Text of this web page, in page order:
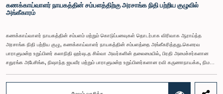
கணக்காய்வாளர் நாயகத்தின் சம்பளத்திற்கு அரசாங்க நிதி பற்றிய குழுவில்
அங்கீகாரம்
கணக்காய்வாளர் நாயகத்தின் சம்பளம் மற்றும் கொடுப்பனவுகள் தொடர்பாக விரிவாக ஆராய்ந்த
அரசாங்க நிதி பற்றிய குழு, கணக்காய்வாளர் நாயகத்தின் சம்பளத்தை அங்கீகரித்தது.கௌரவ
பாராளுமன்ற உறுப்பினர் கலாநிதி ஹர்ஷ.த சில்வா அவர்களின் தலைமையில், பிரதி அமைச்சர்களான
சதுரங்க அபேசிங்க, நிஷாந்த ஜயவீர மற்றும் பாராளுமன்ற உறுப்பினர்களான ரவி கருணாநாயக்க, நிமல்
நிதி பற்றிய குழுக் கூட்டத்திலேயே இந்த அங்கீகாரம் வழங்கப்பட்டது.இலங்கை ஜனநாயக சோசலிசக்